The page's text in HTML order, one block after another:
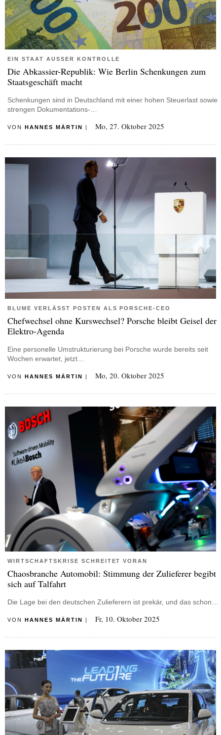
EIN STAAT AUSSER KONTROLLE
Die Abkassier-Republik: Wie Berlin Schenkungen zum
Staatsgeschäft macht
Schenkungen sind in Deutschland mit einer hohen Steuerlast sowie
strengen Dokumentations-…
VON HANNES MÄRTIN | Mo, 27. Oktober 2025
BLUME VERLÄSST POSTEN ALS PORSCHE-CEO
Chefwechsel ohne Kurswechsel? Porsche bleibt Geisel der
Elektro-Agenda
Eine personelle Umstrukturierung bei Porsche wurde bereits seit
Wochen erwartet, jetzt…
VON HANNES MÄRTIN | Mo, 20. Oktober 2025
WIRTSCHAFTSKRISE SCHREITET VORAN
Chaosbranche Automobil: Stimmung der Zulieferer begibt
sich auf Talfahrt
Die Lage bei den deutschen Zulieferern ist prekär, und das schon…
VON HANNES MÄRTIN | Fr, 10. Oktober 2025